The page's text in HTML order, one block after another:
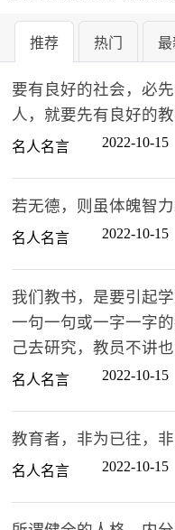
国首任教育总长。
推荐 热门 最
要有良好的社会，必
人，就要先有良好的教
名人名言 2022-10-15
若无德，则虽体魄智
名人名言 2022-10-15
我们教书，是要引起
一句一句或一字一字
己去研究，教员不讲
己的力量去了解功课时
名人名言 2022-10-15
教育者，非为已往，
名人名言 2022-10-15